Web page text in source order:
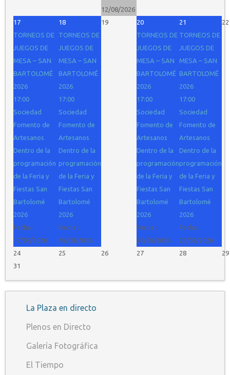
12/08/2026
17
TORNEOS DE
JUEGOS DE
MESA – SAN
BARTOLOMÉ
2026
17:00
Sociedad
Fomento de
Artesanos
Dentro de la
programación
de la Feria y
Fiestas San
Bartolomé
2026
Fecha :
17/08/2026
18
TORNEOS DE
JUEGOS DE
MESA – SAN
BARTOLOMÉ
2026
17:00
Sociedad
Fomento de
Artesanos
Dentro de la
programación
de la Feria y
Fiestas San
Bartolomé
2026
Fecha :
18/08/2026
19
20
TORNEOS DE
JUEGOS DE
MESA – SAN
BARTOLOMÉ
2026
17:00
Sociedad
Fomento de
Artesanos
Dentro de la
programación
de la Feria y
Fiestas San
Bartolomé
2026
Fecha :
20/08/2026
21
TORNEOS DE
JUEGOS DE
MESA – SAN
BARTOLOMÉ
2026
17:00
Sociedad
Fomento de
Artesanos
Dentro de la
programación
de la Feria y
Fiestas San
Bartolomé
2026
Fecha :
21/08/2026
22
24 25 26 27 28
29
31
La Plaza en directo
Plenos en Directo
Galería Fotográfica
El Tiempo